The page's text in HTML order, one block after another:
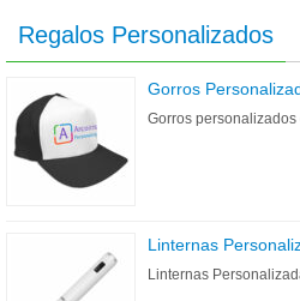
Regalos Personalizados
Gorros
Gorros
Linternas
Linternas